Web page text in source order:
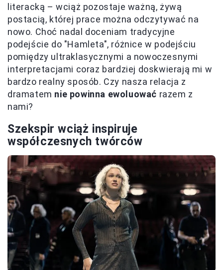
literacką – wciąż pozostaje ważną, żywą
postacią, której prace można odczytywać na
nowo. Choć nadal doceniam tradycyjne
podejście do "Hamleta", różnice w podejściu
pomiędzy ultraklasycznymi a nowoczesnymi
interpretacjami coraz bardziej doskwierają mi w
bardzo realny sposób. Czy nasza relacja z
dramatem nie powinna ewoluować razem z
nami?
Szekspir wciąż inspiruje
współczesnych twórców